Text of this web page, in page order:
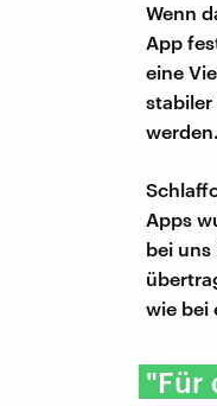
Wenn
App
eine
stabiler
werden.
Apps
bei
wie bei
"Für